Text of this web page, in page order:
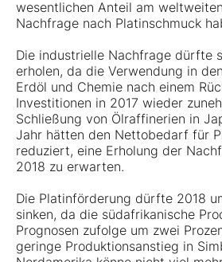
wesentlichen Anteil am
Nachfrage nach Platinschmuck
Die industrielle Nachfrage dürfte
erholen, da die Verwendung in
Erdöl und Chemie nach einem
Investitionen in 2017 wieder
Schließung von Ölraffinerien in
Jahr hätten den Nettobedarf für
reduziert, eine Erholung der
2018 zu erwarten.
Die Platinförderung dürfte 2018
sinken, da die südafrikanische
Prognosen zufolge um zwei
geringe Produktionsanstieg in